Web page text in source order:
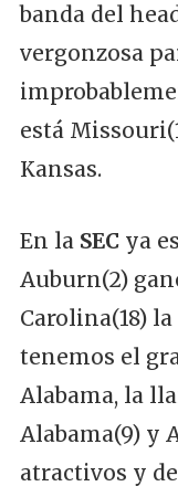
banda del
vergonzosa
está
Kansas.
En la SEC ya
Auburn(2)
Carolina(18)
tenemos el
Alabama, la
Alabama(9) y
atractivos y